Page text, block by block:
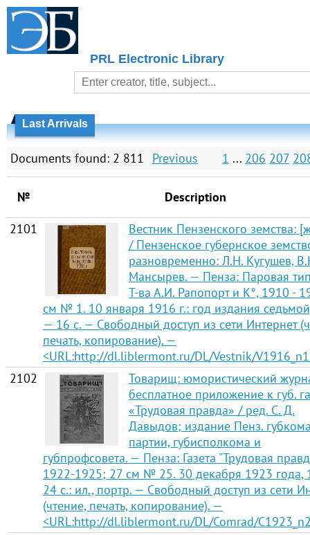
PRL Electronic Library
Last Arrivals
Documents found: 2 811 Previous 1 ... 206 207
№
Description
2101
Вестник Пензенского земства:
/ Пензенское губернское
разновременно: Л.Н. Кугушев,
Мансырев. — Пенза: Паровая
Т-ва А.И. Рапопорт и К°, 1910 -
см № 1. 10 января 1916 г.: год издания
— 16 с. — Свободный доступ из сети Интернет
печать, копирование). —
<URL:http://dl.liblermont.ru/DL/Vestnik/
2102
Товарищ: юмористический
бесплатное приложение к губ.
«Трудовая правда» / ред. С. Д.
Давыдов; издание Пенз.
партии, губисполкома и
губпрофсовета. — Пенза: Газета "Трудовая
1922-1925; 27 см № 25. 30 декабря 1923 года,
24 с.: ил., портр. — Свободный доступ из сети
(чтение, печать, копирование). —
<URL:http://dl.liblermont.ru/DL/Comrad/